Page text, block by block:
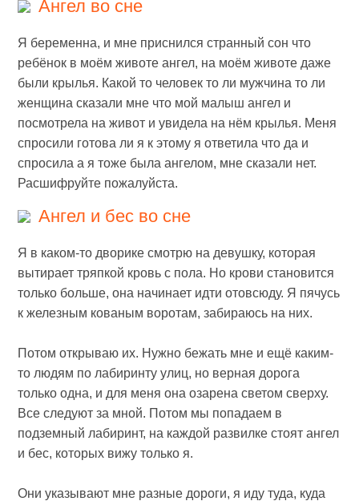
Ангел во сне
Я беременна, и мне приснился странный сон что
ребёнок в моём животе ангел, на моём животе даже
были крылья. Какой то человек то ли мужчина то ли
женщина сказали мне что мой малыш ангел и
посмотрела на живот и увидела на нём крылья. Меня
спросили готова ли я к этому я ответила что да и
спросила а я тоже была ангелом, мне сказали нет.
Расшифруйте пожалуйста.
Ангел и бес во сне
Я в каком-то дворике смотрю на девушку, которая
вытирает тряпкой кровь с пола. Но крови становится
только больше, она начинает идти отовсюду. Я пячусь
к железным кованым воротам, забираюсь на них.
Потом открываю их. Нужно бежать мне и ещё каким-
то людям по лабиринту улиц, но верная дорога
только одна, и для меня она озарена светом сверху.
Все следуют за мной. Потом мы попадаем в
подземный лабиринт, на каждой развилке стоят ангел
и бес, которых вижу только я.
Они указывают мне разные дороги, я иду туда, куда